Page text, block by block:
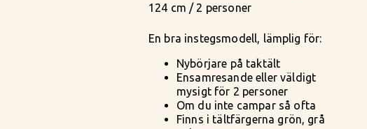
124 cm / 2 personer
En bra instegsmodell, lämplig för:
Nybörjare på taktält
Ensamresande eller väldigt
mysigt för 2 personer
Om du inte campar så ofta
Finns i tältfärgerna grön, grå